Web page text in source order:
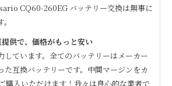
CQ60-260EG バッテリー交換は無事に
供で、価格がもっと安い
しています。全てのバッテリーはメーカー
た互換バッテリーです。中間マージンをカ
購入いただけます！我々は良心的な業者で